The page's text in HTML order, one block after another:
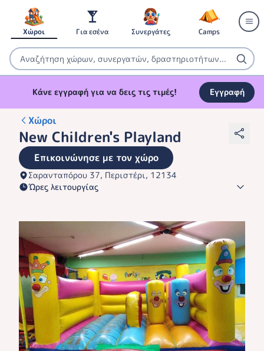
Χώροι Για εσένα Συνεργάτες Camps
Κάνε εγγραφή για να δεις τις τιμές! Εγγραφή
Χώροι
New Children's Playland
Επικοινώνησε με τον χώρο
Σαρανταπόρου 37, Περιστέρι, 12134
Ώρες λειτουργίας